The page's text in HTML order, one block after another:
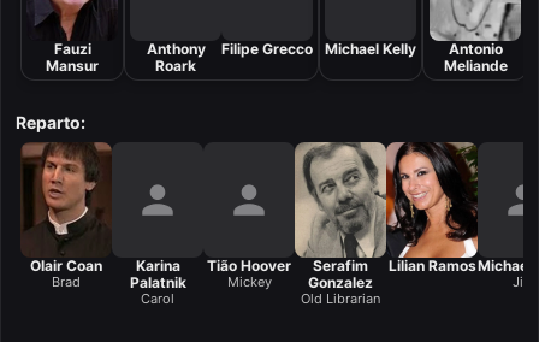
Fauzi
Mansur
Anthony
Roark
Filipe Grecco Michael Kelly
Antonio
Meliande
Reparto:
Olair Coan
Brad
Karina
Palatnik
Carol
Tião Hoover
Mickey
Serafim
Gonzalez
Old Librarian
Lilian RamosMichael
Jim